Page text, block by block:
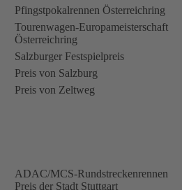
Pfingstpokalrennen Österreichring
Tourenwagen-Europameisterschaft
Österreichring
Salzburger Festspielpreis
Preis von Salzburg
Preis von Zeltweg
ADAC/MCS-Rundstreckenrennen
Preis der Stadt Stuttgart